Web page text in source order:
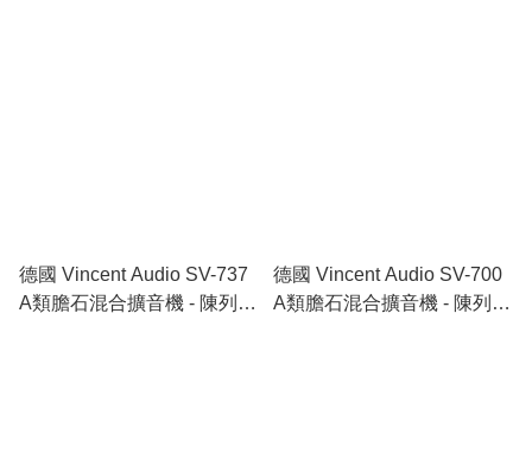
德國 Vincent Audio SV-737
A類膽石混合擴音機 - 陳列品
德國 Vincent Audio SV-700
A類膽石混合擴音機 - 陳列品